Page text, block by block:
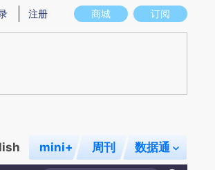
意图存在偏差。不代表财新观点和立场。推荐点击链
商城 订阅
注册
mini+ 周刊 数据通